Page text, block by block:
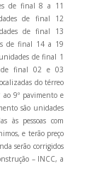
de final 8 a 11
de final 12
de final 13
de final 14 a 19
de final 1
de final 02 e 03
do térreo
9º pavimento e
são unidades
às pessoas com
e terão preço
serão corrigidos
– INCC, a